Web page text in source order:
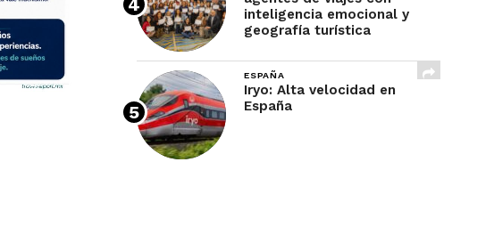
inteligencia emocional y
geografía turística
ESPAÑA
Iryo: Alta velocidad en
España